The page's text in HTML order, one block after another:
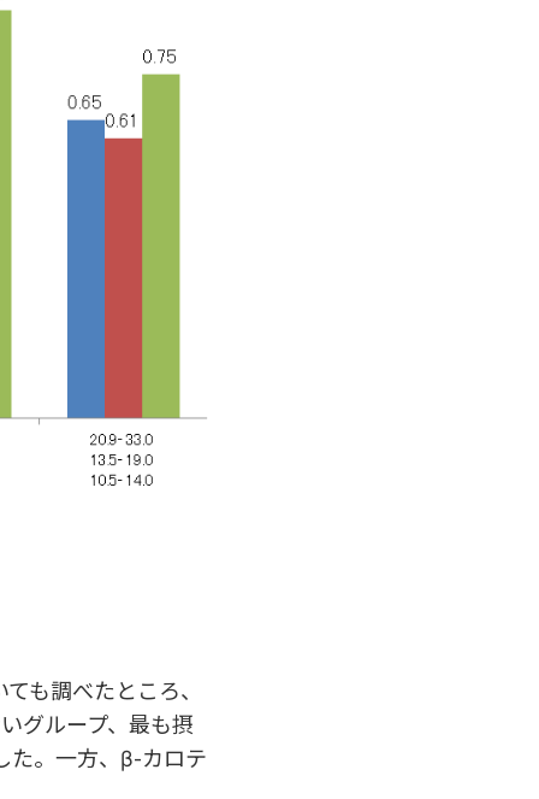
も調べたところ、
グループ、最も摂
た。一方、β-カロテ